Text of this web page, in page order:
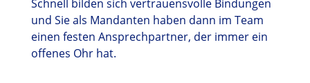
Schnell bilden sich vertrauensvolle Bindungen
und Sie als Mandanten haben dann im Team
einen festen Ansprechpartner, der immer ein
offenes Ohr hat.